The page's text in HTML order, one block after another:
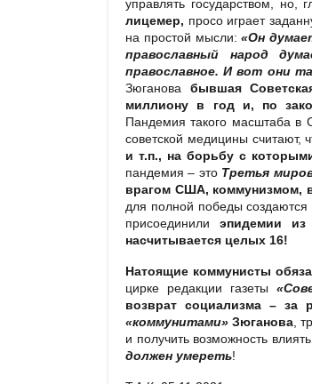
управлять государством, но,
лицемер, просо играет
на простой мысли:«Он
православный народ
православное. И вот они
Зюганова бывшая
миллиону в год и, по
Пандемия такого масштаба
советской медицины считают,
и т.п., на борьбу с
пандемия – это Третья
врагом США, коммунизмом,
для полной победы создаются
присоединили эпидемии
насчитывается целых 16!
Натоящие коммунисты
цирке редакции газеты
возврат социализма – за
«коммунитами» Зюганова ,
и получить возможность
должен умереть!